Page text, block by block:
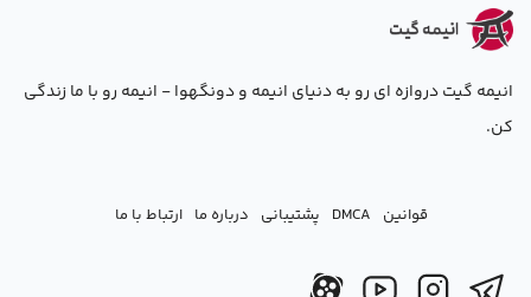
انیمه گیت دروازه ای رو به دنیای انیمه و دونگهوا - انیمه رو با ما زندگی
کن.
قوانین DMCA پشتیبانی درباره ما ارتباط با ما